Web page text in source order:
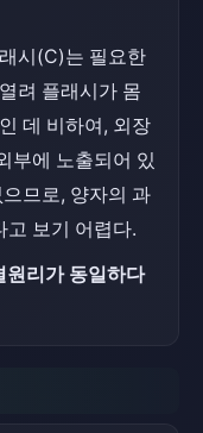
시(C)는 필요한
려 플래시가 몸
데 비하여, 외장
부에 노출되어 있
므로, 양자의 과
고 보기 어렵다.
원리가 동일하다